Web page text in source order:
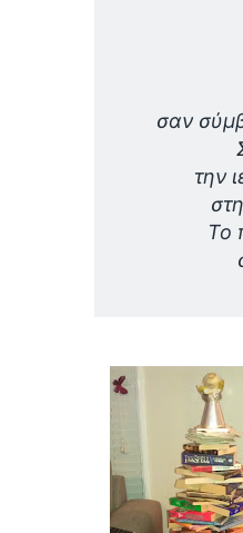
σαν
την
Το